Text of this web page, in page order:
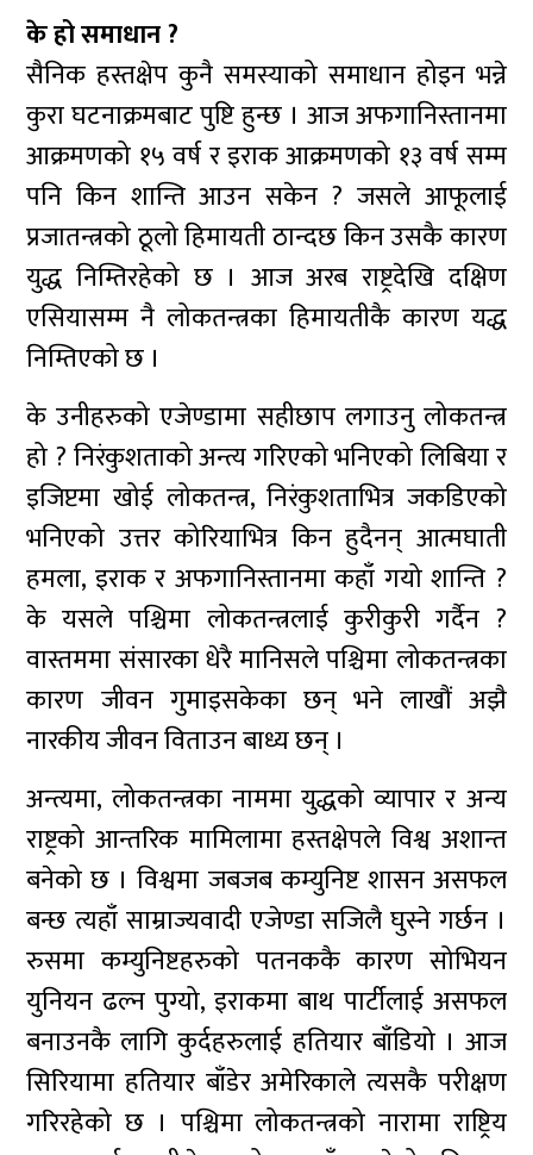
के हो समाधान ?
सैनिक हस्तक्षेप कुनै समस्याको समाधान होइन भन्ने
कुरा घटनाक्रमबाट पुष्टि हुन्छ । आज अफगानिस्तानमा
आक्रमणको १५ वर्ष र इराक आक्रमणको १३ वर्ष सम्म
पनि किन शान्ति आउन सकेन ? जसले आफूलाई
प्रजातन्त्रको ठूलो हिमायती ठान्दछ किन उसकै कारण
युद्ध निम्तिरहेको छ । आज अरब राष्ट्रदेखि दक्षिण
एसियासम्म नै लोकतन्त्रका हिमायतीकै कारण यद्ध
निम्तिएको छ ।
के उनीहरुको एजेण्डामा सहीछाप लगाउनु लोकतन्त्र
हो ? निरंकुशताको अन्त्य गरिएको भनिएको लिबिया र
इजिप्टमा खोई लोकतन्त्र, निरंकुशताभित्र जकडिएको
भनिएको उत्तर कोरियाभित्र किन हुदैनन् आत्मघाती
हमला, इराक र अफगानिस्तानमा कहाँ गयो शान्ति ?
के यसले पश्चिमा लोकतन्त्रलाई कुरीकुरी गर्दैन ?
वास्तममा संसारका धेरै मानिसले पश्चिमा लोकतन्त्रका
कारण जीवन गुमाइसकेका छन् भने लाखौं अझै
नारकीय जीवन विताउन बाध्य छन् ।
अन्त्यमा, लोकतन्त्रका नाममा युद्धको व्यापार र अन्य
राष्ट्रको आन्तरिक मामिलामा हस्तक्षेपले विश्व अशान्त
बनेको छ । विश्वमा जबजब कम्युनिष्ट शासन असफल
बन्छ त्यहाँ साम्राज्यवादी एजेण्डा सजिलै घुस्ने गर्छन ।
रुसमा कम्युनिष्टहरुको पतनककै कारण सोभियन
युनियन ढल्न पुग्यो, इराकमा बाथ पार्टीलाई असफल
बनाउनकै लागि कुर्दहरुलाई हतियार बाँडियो । आज
सिरियामा हतियार बाँडेर अमेरिकाले त्यसकै परीक्षण
गरिरहेको छ । पश्चिमा लोकतन्त्रको नारामा राष्ट्रिय